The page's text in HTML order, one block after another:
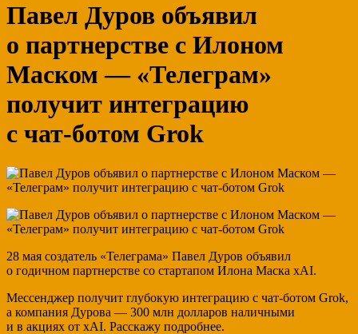
Павел Дуров объявил
о партнерстве с Илоном
Маском — «Телеграм»
получит интеграцию
с чат⁠-⁠ботом Grok
28 мая создатель «Телеграма» Павел Дуров объявил
о годичном партнерстве со стартапом Илона Маска xAI.
Мессенджер получит глубокую интеграцию с чат-ботом Grok,
а компания Дурова — 300 млн долларов наличными
и в акциях от xAI. Расскажу подробнее.